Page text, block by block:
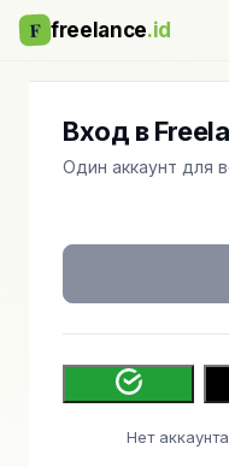
F freelance.id
Вход в
Один аккаунт для
Нет